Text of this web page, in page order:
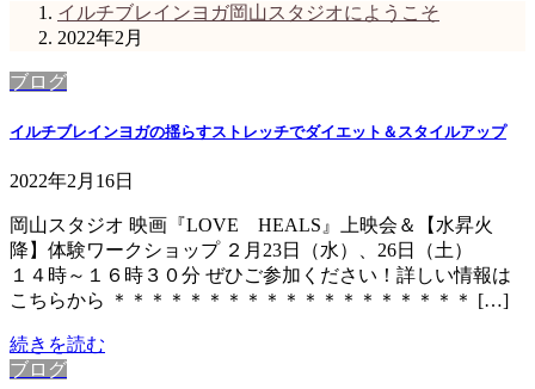
イルチブレインヨガ岡山スタジオにようこそ
2022年2月
ブログ
イルチブレインヨガの揺らすストレッチでダイエット＆スタイルアップ
2022年2月16日
岡山スタジオ 映画『LOVE HEALS』上映会＆【水昇火
降】体験ワークショップ ２月23日（水）、26日（土）
１４時～１６時３０分 ぜひご参加ください！詳しい情報は
こちらから ＊＊＊＊＊＊＊＊＊＊＊＊＊＊＊＊＊＊＊ […]
続きを読む
ブログ